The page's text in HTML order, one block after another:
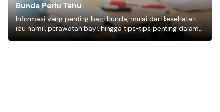
Bunda Perlu Tahu
Informasi yang penting bagi bunda, mulai dari kesehatan
ibu hamil, perawatan bayi, hingga tips-tips penting dalam
mengasuh anak